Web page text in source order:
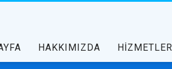
HAKKIMIZDA HİZMETLER